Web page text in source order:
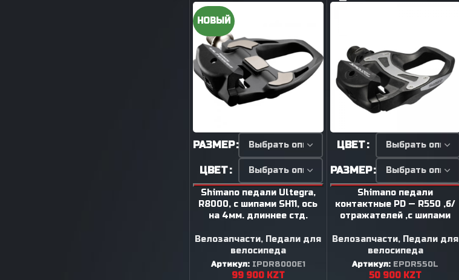
НОВЫЙ
РАЗМЕР
ЦВЕТ
Shimano педали Ultegra,
R8000, с шипами SH11, ось
на 4мм. длиннее стд.
Велозапчасти, Педали для
велосипеда
Артикул: IPDR8000E1
99 900 KZT
ЦВЕТ
РАЗМЕР
Shimano педали
контактные PD — R550 ,б/
отражателей ,с шипами
Велозапчасти, Педали для
велосипеда
Артикул: EPDR550L
50 900 KZT